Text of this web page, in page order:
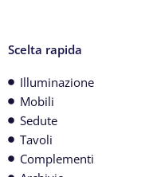
Scelta rapida
Illuminazione
Mobili
Sedute
Tavoli
Complementi